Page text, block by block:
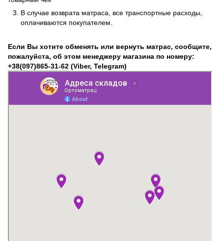
В случае возврата матраса, все транспортные расходы,
оплачиваются покупателем.
Если Вы хотите обменять или вернуть матрас, сообщите,
пожалуйста, об этом менеджеру магазина по номеру:
+38(097)865-31-62 (Viber, Telegram)